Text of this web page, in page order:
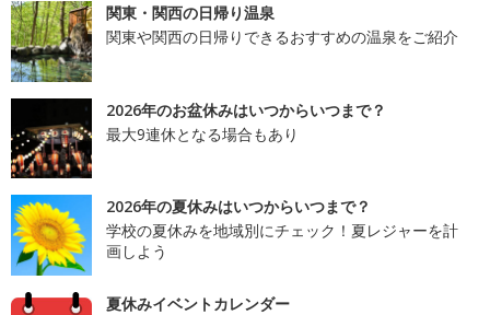
関東・関西の日帰り温泉
関東や関西の日帰りできるおすすめの温泉をご紹介
2026年のお盆休みはいつからいつまで？
最大9連休となる場合もあり
2026年の夏休みはいつからいつまで？
学校の夏休みを地域別にチェック！夏レジャーを計
画しよう
夏休みイベントカレンダー